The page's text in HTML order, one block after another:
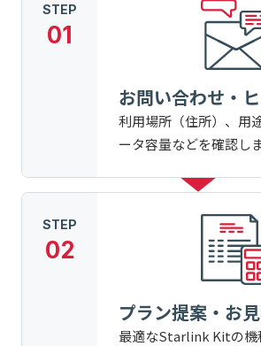
STEP
01
お問い合わせ・
利用場所（住所）、用
ータ容量などを確認しま
STEP
02
プラン提案・お
最適なStarlink Kitの機